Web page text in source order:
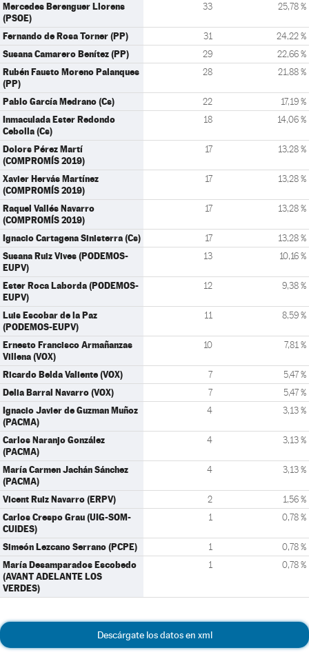
Mercedes Berenguer Llorens
(PSOE)
33 25,78 %
Fernando de Rosa Torner (PP) 31 24,22 %
Susana Camarero Benítez (PP) 29 22,66 %
Rubén Fausto Moreno Palanques
(PP)
28 21,88 %
Pablo García Medrano (Cs) 22 17,19 %
Inmaculada Ester Redondo
Cebolla (Cs)
18 14,06 %
Dolors Pérez Martí
(COMPROMÍS 2019)
17 13,28 %
Xavier Hervás Martínez
(COMPROMÍS 2019)
17 13,28 %
Raquel Vallés Navarro
(COMPROMÍS 2019)
17 13,28 %
Ignacio Cartagena Sinisterra (Cs) 17 13,28 %
Susana Ruiz Vives (PODEMOS-
EUPV)
13 10,16 %
Ester Roca Laborda (PODEMOS-
EUPV)
12 9,38 %
Luis Escobar de la Paz
(PODEMOS-EUPV)
11 8,59 %
Ernesto Francisco Armañanzas
Villena (VOX)
10 7,81 %
Ricardo Belda Valiente (VOX) 7 5,47 %
Delia Barral Navarro (VOX) 7 5,47 %
Ignacio Javier de Guzman Muñoz
(PACMA)
4 3,13 %
Carlos Naranjo González
(PACMA)
4 3,13 %
María Carmen Jachán Sánchez
(PACMA)
4 3,13 %
Vicent Ruiz Navarro (ERPV) 2 1,56 %
Carlos Crespo Grau (UIG-SOM-
CUIDES)
1 0,78 %
Simeón Lezcano Serrano (PCPE) 1 0,78 %
María Desamparados Escobedo
(AVANT ADELANTE LOS
VERDES)
1 0,78 %
Descárgate los datos en xml